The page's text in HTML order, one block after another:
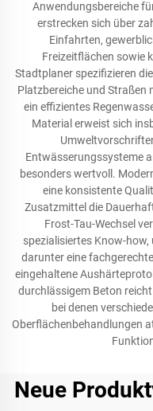
Anwendungsbereiche
erstrecken sich über
Einfahrten,
Freizeitflächen sowie
Stadtplaner spezifizieren
Platzbereiche und Straßen
ein effizientes
Material erweist sich
Entwässerungssysteme
besonders wertvoll.
eine konsistente
Zusatzmittel die
Frost-Tau-Wechsel
spezialisiertes Know-how,
darunter eine
eingehaltene
durchlässigem Beton
bei denen
Oberflächenbehandlungen
Neue